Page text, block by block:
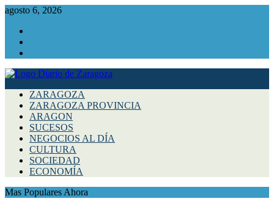
agosto 6, 2026
ZARAGOZA
ZARAGOZA PROVINCIA
ARAGON
SUCESOS
NEGOCIOS AL DÍA
CULTURA
SOCIEDAD
ECONOMÍA
Mas Populares Ahora